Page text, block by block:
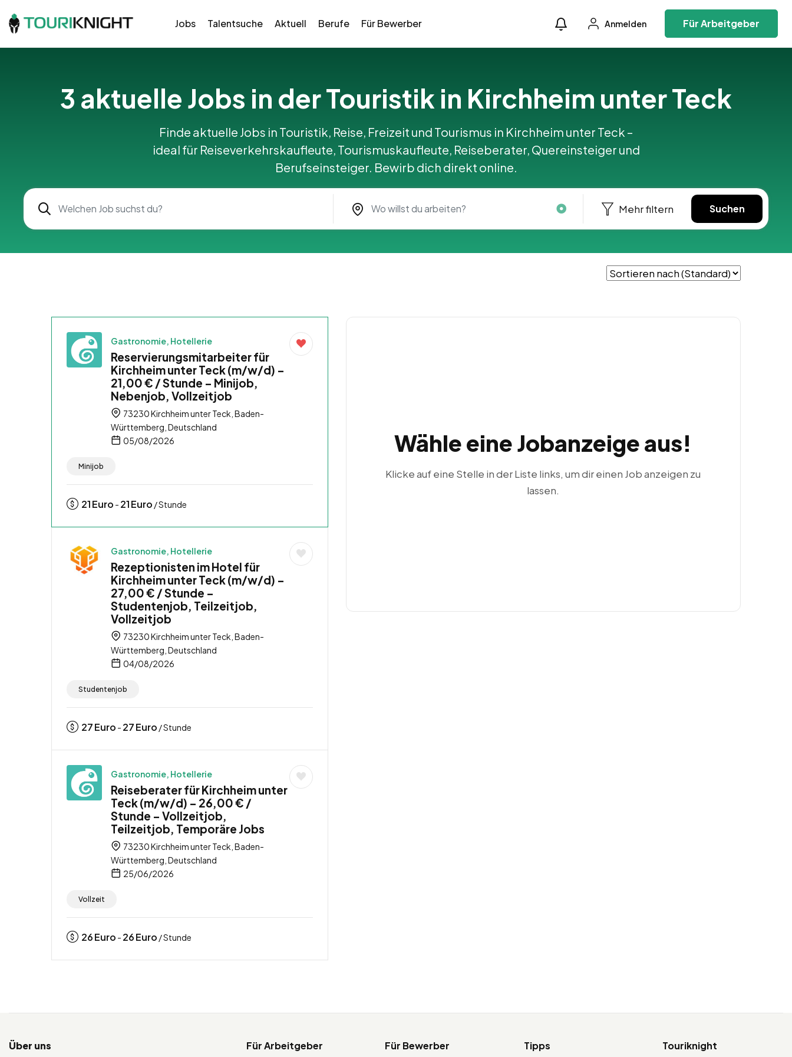
Jobs Talentsuche Aktuell Berufe Für Bewerber Anmelden Für Arbeitgeber
3 aktuelle Jobs in der Touristik in Kirchheim unter Teck
Finde aktuelle Jobs in Touristik, Reise, Freizeit und Tourismus in Kirchheim unter Teck –
ideal für Reiseverkehrskaufleute, Tourismuskaufleute, Reiseberater, Quereinsteiger und
Berufseinsteiger. Bewirb dich direkt online.
Mehr filtern Suchen
Gastronomie, Hotellerie
Reservierungsmitarbeiter für
Kirchheim unter Teck (m/w/d) –
21,00 € / Stunde – Minijob,
Nebenjob, Vollzeitjob
73230 Kirchheim unter Teck, Baden-
Württemberg, Deutschland
05/08/2026
Minijob
21Euro - 21Euro / Stunde
Gastronomie, Hotellerie
Rezeptionisten im Hotel für
Kirchheim unter Teck (m/w/d) –
27,00 € / Stunde –
Studentenjob, Teilzeitjob,
Vollzeitjob
73230 Kirchheim unter Teck, Baden-
Württemberg, Deutschland
04/08/2026
Studentenjob
27Euro - 27Euro / Stunde
Gastronomie, Hotellerie
Reiseberater für Kirchheim unter
Teck (m/w/d) – 26,00 € /
Stunde – Vollzeitjob,
Teilzeitjob, Temporäre Jobs
73230 Kirchheim unter Teck, Baden-
Württemberg, Deutschland
25/06/2026
Vollzeit
26Euro - 26Euro / Stunde
Wähle eine Jobanzeige aus!
Klicke auf eine Stelle in der Liste links, um dir einen Job anzeigen zu
lassen.
Über uns Für Arbeitgeber Für Bewerber Tipps Touriknight